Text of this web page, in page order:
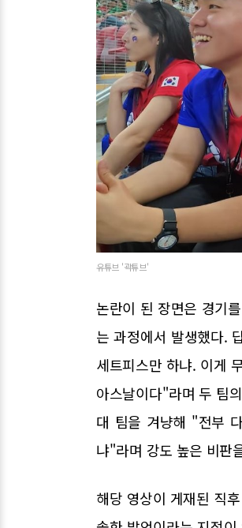
유튜브 '곽튜브'
논란이 된 장면은 경기
는 과정에서 발생했다.
세트피스만 하냐. 이게
아스날이다"라며 두 팀
대 팀을 겨냥해 "전부
냐"라며 강도 높은 비판
해당 영상이 게재된 직